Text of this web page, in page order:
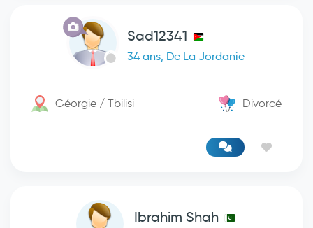
Sad12341
34 ans, De La Jordanie
Géorgie / Tbilisi Divorcé
Ibrahim Shah